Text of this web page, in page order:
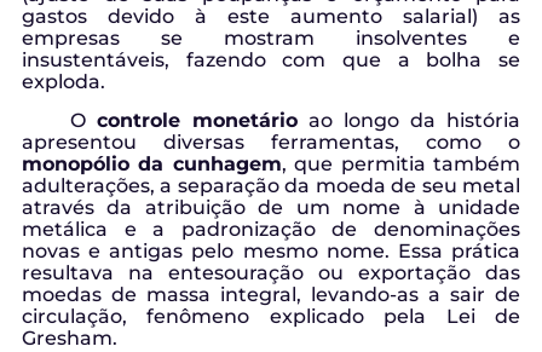
gastos devido à este aumento salarial) as
empresas se mostram insolventes e
insustentáveis, fazendo com que a bolha se
exploda.
O controle monetário ao longo da história
apresentou diversas ferramentas, como o
monopólio da cunhagem, que permitia também
adulterações, a separação da moeda de seu metal
através da atribuição de um nome à unidade
metálica e a padronização de denominações
novas e antigas pelo mesmo nome. Essa prática
resultava na entesouração ou exportação das
moedas de massa integral, levando-as a sair de
circulação, fenômeno explicado pela Lei de
Gresham.